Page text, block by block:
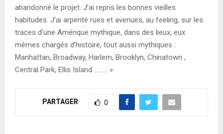
abandonné le projet. J’ai repris les bonnes vieilles
habitudes. J’ai arpenté rues et avenues, au feeling, sur les
traces d’une Amérique mythique, dans des lieux, eux
mêmes chargés d’histoire, tout aussi mythiques :
Manhattan, Broadway, Harlem, Brooklyn, Chinatown ,
Central Park, Ellis Island ……… »
PARTAGER 0